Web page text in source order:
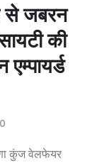
से जबरन
की
0
कुंज वेलफेयर